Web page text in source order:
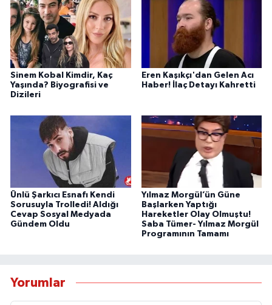
Sinem Kobal Kimdir, Kaç
Yaşında? Biyografisi ve
Dizileri
Eren Kaşıkçı'dan Gelen Acı
Haber! İlaç Detayı Kahretti
Ünlü Şarkıcı Esnafı Kendi
Sorusuyla Trolledi! Aldığı
Cevap Sosyal Medyada
Gündem Oldu
Yılmaz Morgül’ün Güne
Başlarken Yaptığı
Hareketler Olay Olmuştu!
Saba Tümer- Yılmaz Morgül
Programının Tamamı
Yorumlar